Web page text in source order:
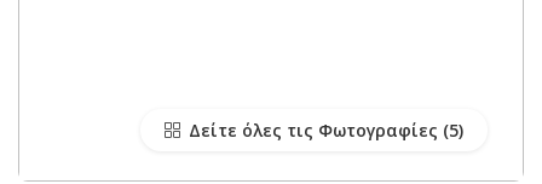
Δείτε όλες τις Φωτογραφίες